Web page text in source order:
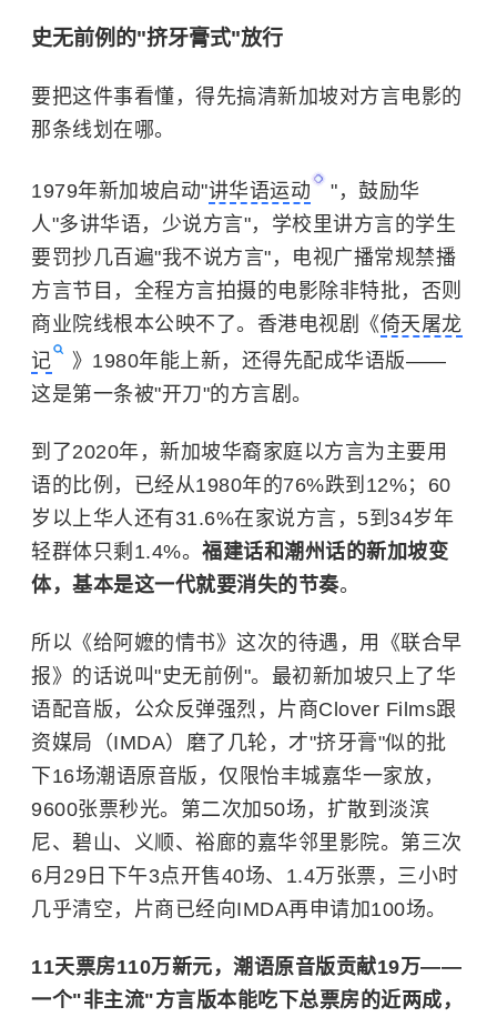
史无前例的"挤牙膏式"放行
要把这件事看懂，得先搞清新加坡对方言电影的
那条线划在哪。
1979年新加坡启动"讲华语运动
"，鼓励华
人"多讲华语，少说方言"，学校里讲方言的学生
要罚抄几百遍"我不说方言"，电视广播常规禁播
方言节目，全程方言拍摄的电影除非特批，否则
商业院线根本公映不了。香港电视剧《倚天屠龙
记
》1980年能上新，还得先配成华语版——
这是第一条被"开刀"的方言剧。
到了2020年，新加坡华裔家庭以方言为主要用
语的比例，已经从1980年的76%跌到12%；60
岁以上华人还有31.6%在家说方言，5到34岁年
轻群体只剩1.4%。 福建话和潮州话的新加坡变
体，基本是这一代就要消失的节奏。
所以《给阿嬷的情书》这次的待遇，用《联合早
报》的话说叫"史无前例"。最初新加坡只上了华
语配音版，公众反弹强烈，片商Clover Films跟
资媒局（IMDA）磨了几轮，才"挤牙膏"似的批
下16场潮语原音版，仅限怡丰城嘉华一家放，
9600张票秒光。第二次加50场，扩散到淡滨
尼、碧山、义顺、裕廊的嘉华邻里影院。第三次
6月29日下午3点开售40场、1.4万张票，三小时
几乎清空，片商已经向IMDA再申请加100场。
11天票房110万新元，潮语原音版贡献19万——
一个"非主流"方言版本能吃下总票房的近两成，